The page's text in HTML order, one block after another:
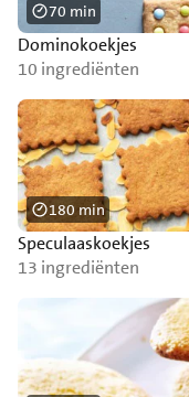
Dominokoekjes
10 ingrediënten
70 min
Speculaaskoekjes
13 ingrediënten
180 min